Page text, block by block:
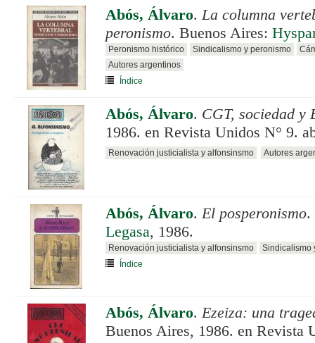
Abós, Álvaro.La columna
peronismo. Buenos Aires:
Peronismo histórico Sindicalismo y peronismo
Autores argentinos
Índice
Abós, Álvaro. CGT, sociedad y
1986. en Revista Unidos N° 9.
Renovación justicialista y alfonsinsmo Autores
Abós, Álvaro.El posperonismo.
Legasa, 1986.
Renovación justicialista y alfonsinsmo
Sindicalismo
Índice
Abós, Álvaro.Ezeiza: una
Buenos Aires, 1986. en Revista